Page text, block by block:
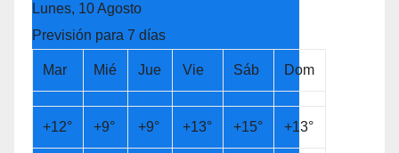
Lunes, 10 Agosto
Previsión para 7 días
Mar Mié Jue Vie Sáb Dom
+12° +9° +9° +13° +15° +13°